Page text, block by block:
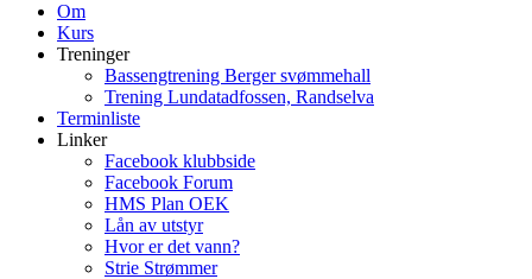
Om
Kurs
Treninger
Bassengtrening Berger svømmehall
Trening Lundatadfossen, Randselva
Terminliste
Linker
Facebook klubbside
Facebook Forum
HMS Plan OEK
Lån av utstyr
Hvor er det vann?
Strie Strømmer